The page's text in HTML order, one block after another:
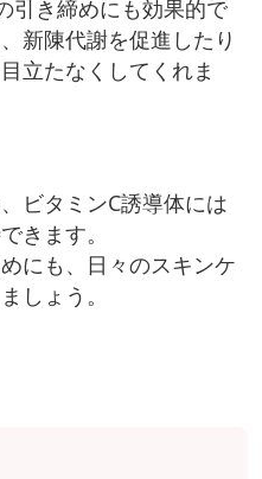
引き締めにも効果的で
新陳代謝を促進したり
立たなくしてくれま
ビタミンC誘導体には
きます。
にも、日々のスキンケ
しょう。